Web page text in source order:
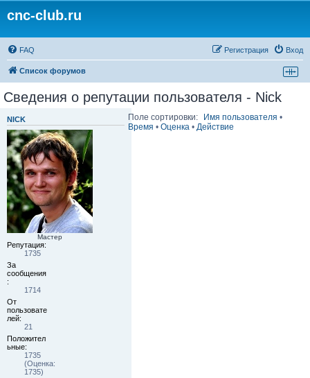
cnc-club.ru
FAQ Вход
Регистрация
Список форумов
Сведения о репутации пользователя - Nick
NICK
Мастер
Репутация:
1735
За
сообщения
:
1714
От
пользовате
лей:
21
Положител
ьные:
1735
(Оценка:
1735)
Поле сортировки: Имя пользователя •
Время • Оценка• Действие